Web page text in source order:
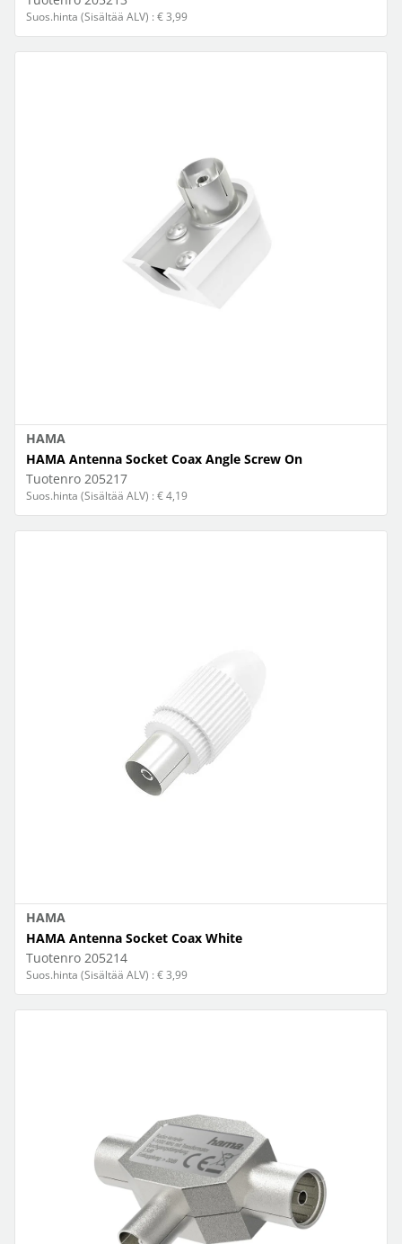
Suos.hinta (Sisältää ALV) : € 3,99
HAMA
HAMA Antenna Socket Coax Angle Screw On
Tuotenro 205217
Suos.hinta (Sisältää ALV) : € 4,19
HAMA
HAMA Antenna Socket Coax White
Tuotenro 205214
Suos.hinta (Sisältää ALV) : € 3,99